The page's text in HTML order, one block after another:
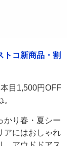
トコ新商品・割
目1,500円OFF
かり春・夏シー
アにはおしゃれ